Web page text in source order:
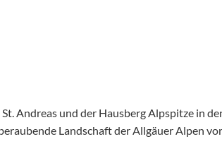
Andreas und der Hausberg Alpspitze in
Landschaft der Allgäuer Alpen